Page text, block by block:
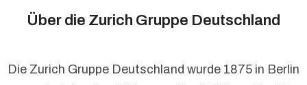
Über die Zurich Gruppe Deutschland
Die Zurich Gruppe Deutschland wurde 1875 in Berlin